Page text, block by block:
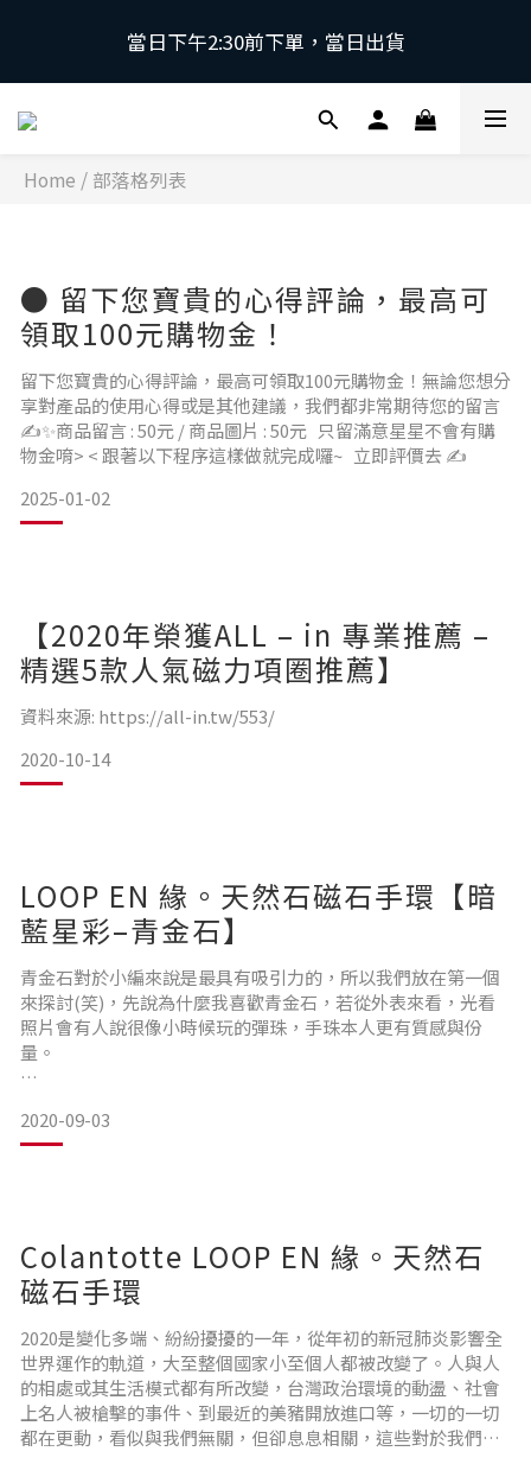
當日下午2:30前下單，當日出貨
當日下午2:30前下單，當日出貨
\ 日本第一磁石領導品牌 | 原裝進口 /
採用日本獨家專利技術，有效促進血液循環，舒緩緊
當日下午2:30前下單，當日出貨
Home / 部落格列表
● 留下您寶貴的心得評論，最高可
領取100元購物金！
留下您寶貴的心得評論，最高可領取100元購物金！無論您想分
享對產品的使用心得或是其他建議，我們都非常期待您的留言
✍✨商品留言 : 50元 / 商品圖片 : 50元 只留滿意星星不會有購
物金唷> < 跟著以下程序這樣做就完成囉~ 立即評價去 ✍
2025-01-02
【2020年榮獲ALL – in 專業推薦 –
精選5款人氣磁力項圈推薦】
資料來源: https://all-in.tw/553/
2020-10-14
LOOP EN 緣。天然石磁石手環【暗
藍星彩–青金石】
青金石對於小編來說是最具有吸引力的，所以我們放在第一個
來探討(笑)，先說為什麼我喜歡青金石，若從外表來看，光看
照片會有人說很像小時候玩的彈珠，手珠本人更有質感與份
量。
中還參雜著金色碎屑，有的還有不規則帶狀白色線條，就像銀
河一般絢麗。
呢?
接著我們來看看青金石的作用和能帶給我們的影響吧。
青金石 (Lapi
2020-09-03
Colantotte LOOP EN 緣。天然石
磁石手環
2020是變化多端、紛紛擾擾的一年，從年初的新冠肺炎影響全
世界運作的軌道，大至整個國家小至個人都被改變了。人與人
的相處或其生活模式都有所改變，台灣政治環境的動盪、社會
上名人被槍擊的事件、到最近的美豬開放進口等，一切的一切
都在更動，看似與我們無關，但卻息息相關，這些對於我們來